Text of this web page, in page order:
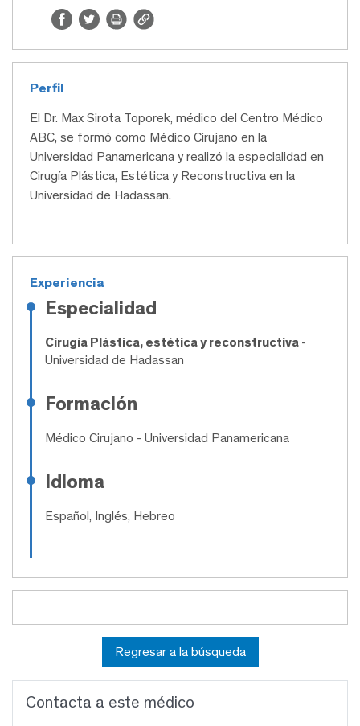
Perfil
El Dr. Max Sirota Toporek, médico del Centro Médico
ABC, se formó como Médico Cirujano en la
Universidad Panamericana y realizó la especialidad en
Cirugía Plástica, Estética y Reconstructiva en la
Universidad de Hadassan.
Experiencia
Especialidad
Cirugía Plástica, estética y reconstructiva -
Universidad de Hadassan
Formación
Médico Cirujano - Universidad Panamericana
Idioma
Español, Inglés, Hebreo
Regresar a la búsqueda
Contacta a este médico